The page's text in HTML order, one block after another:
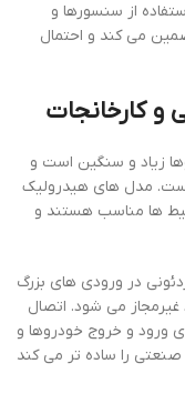
از سنسورها و
می کند و احتمال
و کارخانجات
زیاد و سنگین است و
است. مدل های هیدرولیک
ها مناسب هستند و
در ورودی های بزرگ
غیرمجاز می شود. اتصال
ورود و خروج خودروها و
را ساده تر می کند